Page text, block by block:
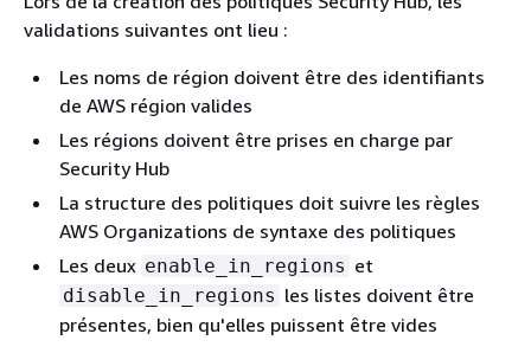
validations suivantes ont lieu :
Les noms de région doivent être des identifiants
de AWS région valides
Les régions doivent être prises en charge par
Security Hub
La structure des politiques doit suivre les règles
AWS Organizations de syntaxe des politiques
Les deux enable_in_regions et
disable_in_regions les listes doivent être
présentes, bien qu'elles puissent être vides